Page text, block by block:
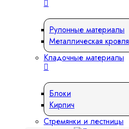
Рулонные материалы
Металлическая кровля
Кладочные материалы
Блоки
Кирпич
Стремянки и лестницы